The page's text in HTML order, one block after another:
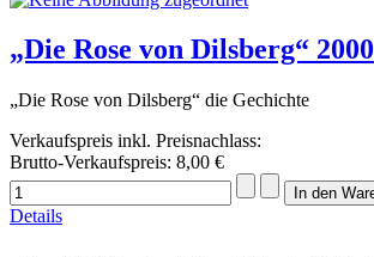
„Die Rose von Dilsberg“ 2000
„Die Rose von Dilsberg“ die Gechichte
Verkaufspreis inkl. Preisnachlass:
Brutto-Verkaufspreis: 8,00 €
Details